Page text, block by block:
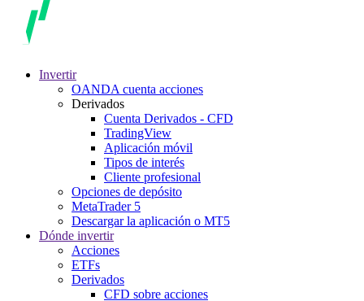
Invertir
OANDA cuenta acciones
Derivados
Cuenta Derivados - CFD
TradingView
Aplicación móvil
Tipos de interés
Cliente profesional
Opciones de depósito
MetaTrader 5
Descargar la aplicación o MT5
Dónde invertir
Acciones
ETFs
Derivados
CFD sobre acciones